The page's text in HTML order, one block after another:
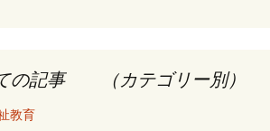
ての記事 （カテゴリー別）
教育